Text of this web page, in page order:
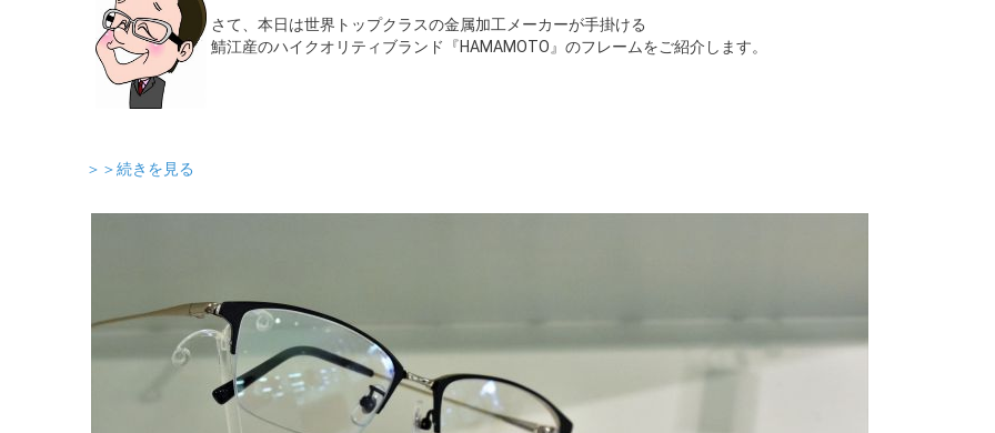
さて、本日は世界トップクラスの金属加工メーカーが手掛ける
鯖江産のハイクオリティブランド『HAMAMOTO』のフレームをご紹介します。
＞＞続きを見る